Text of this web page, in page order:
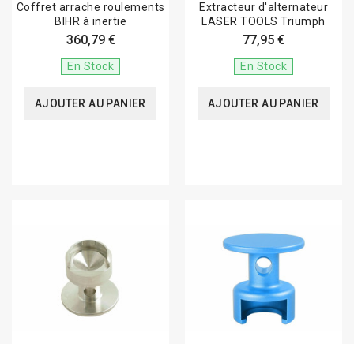
Coffret arrache roulements
BIHR à inertie
360,79 €
En Stock
AJOUTER AU PANIER
Extracteur d'alternateur
LASER TOOLS Triumph
77,95 €
En Stock
AJOUTER AU PANIER